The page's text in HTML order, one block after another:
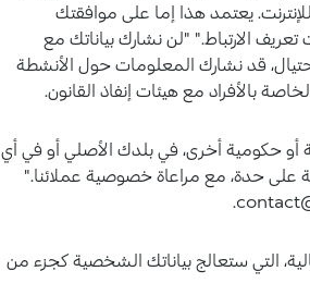
يعتمد هذا إما على موافقتك
الارتباط." "لن نشارك بياناتك مع
قد نشارك المعلومات حول الأنشطة
بالأفراد مع هيئات إنفاذ القانون.
أو حكومية أخرى، في بلدك الأصلي أو في أي
على حدة، مع مراعاة خصوصية عملائنا."
التي ستعالج بياناتك الشخصية كجزء من